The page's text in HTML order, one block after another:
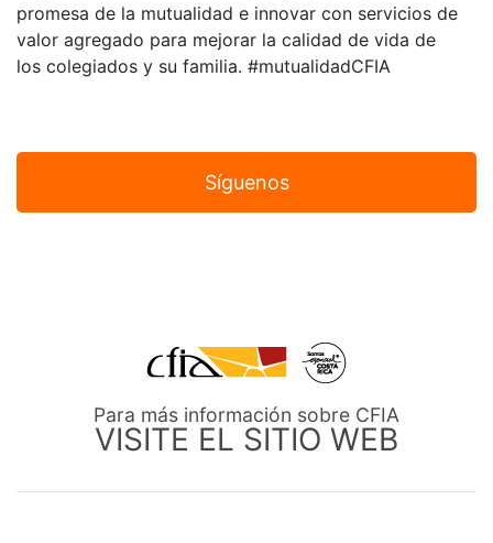
promesa de la mutualidad e innovar con servicios de
valor agregado para mejorar la calidad de vida de
los colegiados y su familia. #mutualidadCFIA
Síguenos
Para más información sobre CFIA
VISITE EL SITIO WEB